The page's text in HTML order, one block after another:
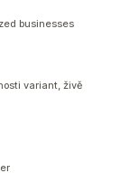
businesses
variant, živě